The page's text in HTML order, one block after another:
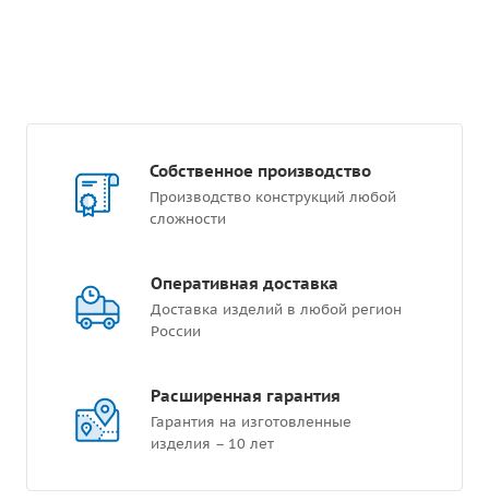
Собственное производство
Производство конструкций любой
сложности
Оперативная доставка
Доставка изделий в любой регион
России
Расширенная гарантия
Гарантия на изготовленные
изделия – 10 лет